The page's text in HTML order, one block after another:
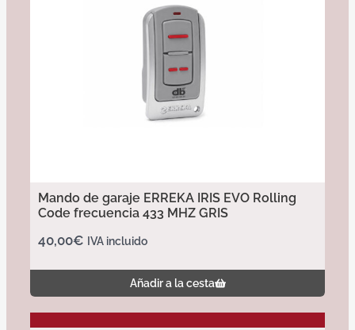
Mando de garaje ERREKA IRIS EVO Rolling
Code frecuencia 433 MHZ GRIS
40,00€ IVA incluido
Añadir a la cesta